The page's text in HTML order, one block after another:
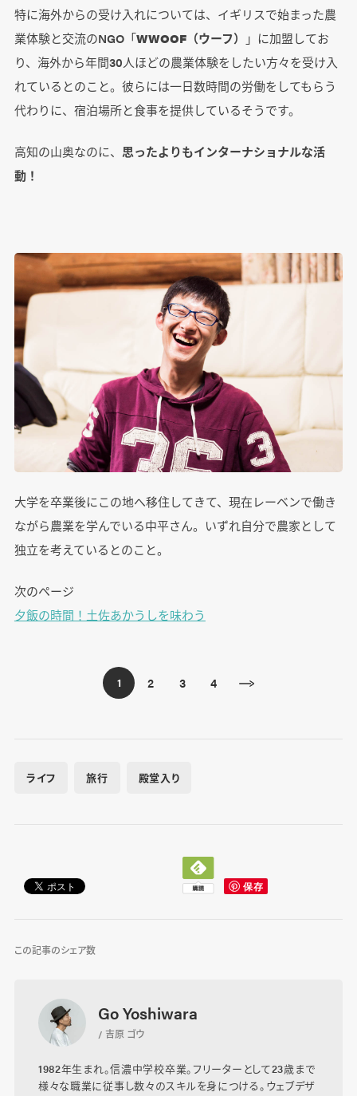
特に海外からの受け入れについては、イギリスで始まった農
業体験と交流のNGO「WWOOF（ウーフ）
」に加盟してお
り、海外から年間30人ほどの農業体験をしたい方々を受け入
れているとのこと。彼らには一日数時間の労働をしてもらう
代わりに、宿泊場所と食事を提供しているそうです。
高知の山奥なのに、 思ったよりもインターナショナルな活
動！
大学を卒業後にこの地へ移住してきて、現在レーベンで働き
ながら農業を学んでいる中平さん。いずれ自分で農家として
独立を考えているとのこと。
次のページ
夕飯の時間！土佐あかうしを味わう
1 2 3 4
ライフ 旅行 殿堂入り
この記事のシェア数
Go Yoshiwara
/ 吉原 ゴウ
1982年生まれ。信濃中学校卒業。フリーターとして23歳まで
様々な職業に従事し数々のスキルを身につける。ウェブデザ